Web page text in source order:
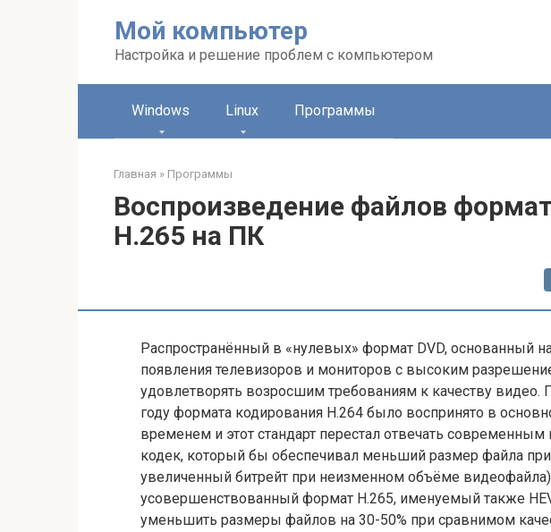
Мой компьютер
Настройка и решение проблем с компьютером
Windows Linux Программы
Главная » Программы
Воспроизведение файлов
H.265 на ПК
Распространённый в «нулевых» формат DVD, основанный
появления телевизоров и мониторов с высоким
удовлетворять возросшим требованиям к качеству видео.
году формата кодирования H.264 было воспринято в
временем и этот стандарт перестал отвечать
кодек, который бы обеспечивал меньший размер файла
увеличенный битрейт при неизменном объёме
усовершенствованный формат H.265, именуемый также
уменьшить размеры файлов на 30-50% при сравнимом